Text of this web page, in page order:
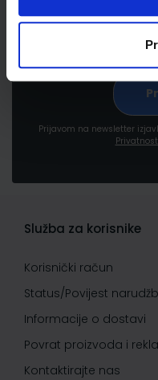
Prijavom na newsletter
Služba za korisnike
Korisnički račun
Status/Povijest
Informacije o dostavi
Povrat proizvoda i
Kontaktirajte nas